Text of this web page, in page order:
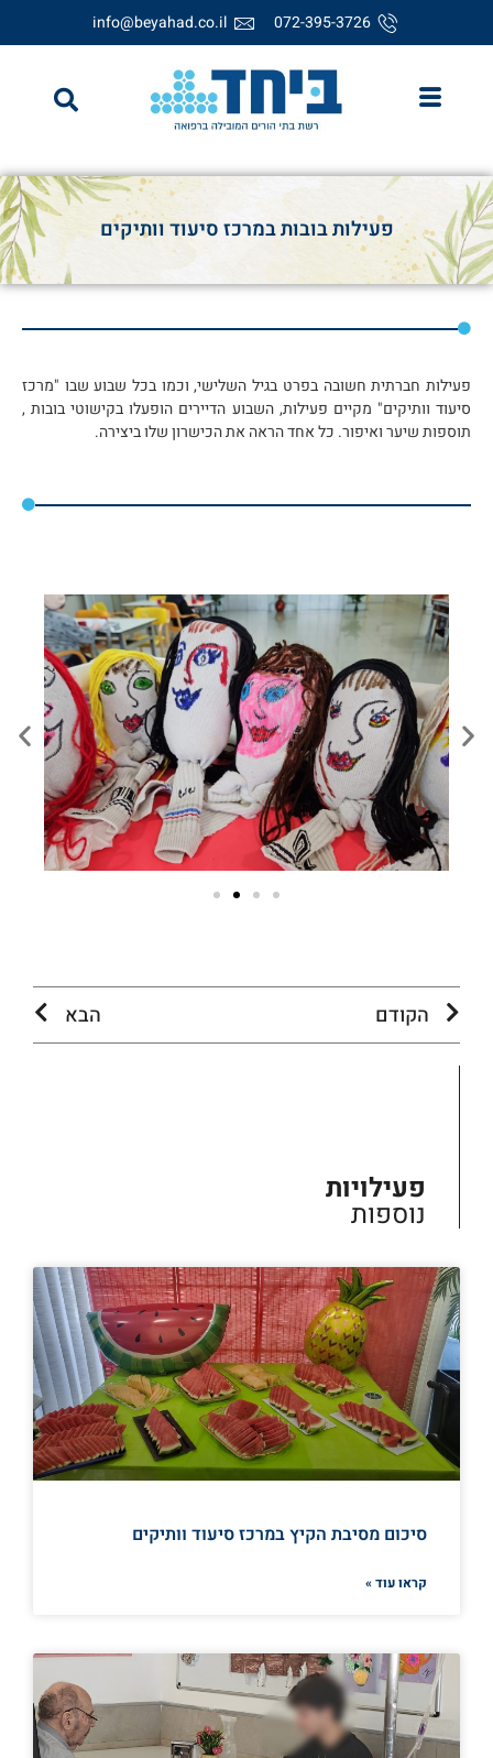
072-395-3726
info@beyahad.co.il
פעילות בובות במרכז סיעוד וותיקים
פעילות חברתית חשובה בפרט בגיל השלישי, וכמו בכל שבוע שבו "מרכז
סיעוד וותיקים" מקיים פעילות, השבוע הדיירים הופעלו בקישוטי בובות ,
תוספות שיער ואיפור. כל אחד הראה את הכישרון שלו ביצירה.
הקודם הבא
פעילויות
נוספות
סיכום מסיבת הקיץ במרכז סיעוד וותיקים
קראו עוד »